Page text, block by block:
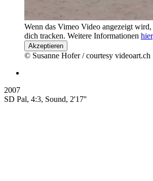
Wenn das Vimeo Video angezeigt
dich tracken. Weitere Informationen hier
Akzeptieren
© Susanne Hofer / courtesy videoart.ch
2007
SD Pal, 4:3, Sound, 2'17''